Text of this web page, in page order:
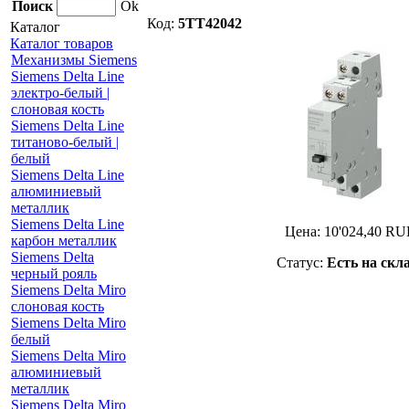
Поиск
Ok
Каталог
Каталог товаров
Механизмы Siemens
Siemens Delta Line
электро-белый |
слоновая кость
Siemens Delta Line
титаново-белый |
белый
Siemens Delta Line
алюминиевый
металлик
Siemens Delta Line
карбон металлик
Siemens Delta
черный рояль
Siemens Delta Miro
слоновая кость
Siemens Delta Miro
белый
Siemens Delta Miro
алюминиевый
металлик
Siemens Delta Miro
Код: 5TT42042
Цена: 10'024,40
Статус: Есть на